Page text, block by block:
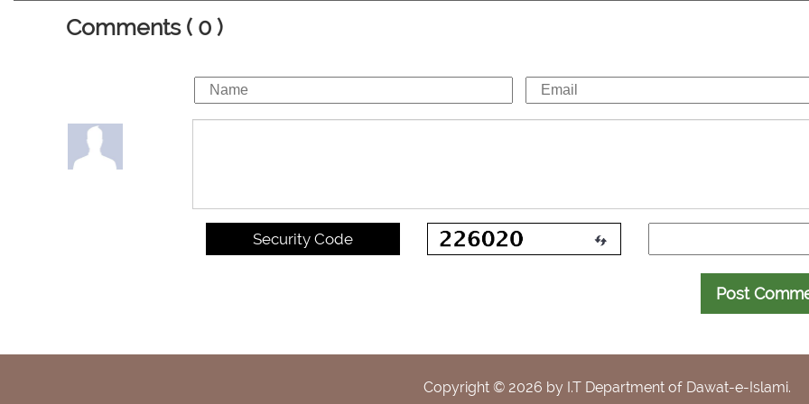
Comments ( 0 )
Security Code
Post
Copyright © 2026 by I.T Department of Dawat-e-Islami.